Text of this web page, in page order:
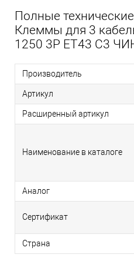
Полные
Клеммы для 3
1250 3P ET43 C3
Производитель
Артикул
Расширенный артикул
Наименование в каталоге
Аналог
Сертификат
Страна